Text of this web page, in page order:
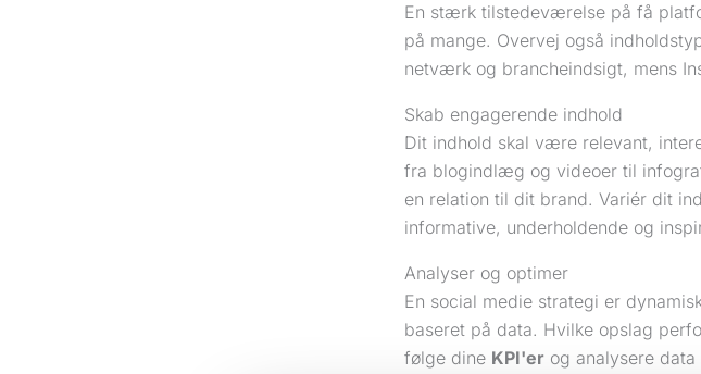
En stærk tilstedeværelse på få
på mange. Overvej også
netværk og brancheindsigt, mens
Skab engagerende indhold
Dit indhold skal være relevant,
fra blogindlæg og videoer til
en relation til dit brand. Variér dit
informative, underholdende og
Analyser og optimer
En social medie strategi er
baseret på data. Hvilke opslag
følge dine KPI'er og analysere